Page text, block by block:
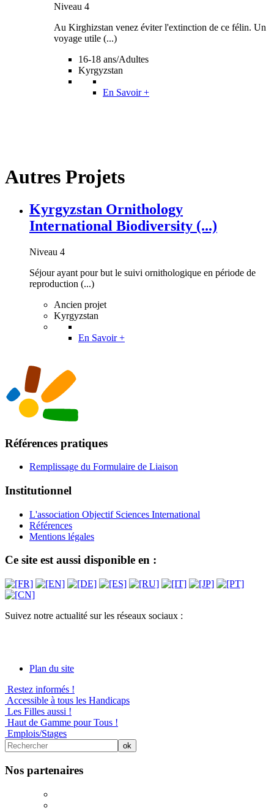
Niveau 4
Au Kirghizstan venez éviter l'extinction de ce félin. Un
voyage utile (...)
16-18 ans/Adultes
Kyrgyzstan
En Savoir +
Autres Projets
Kyrgyzstan Ornithology
International Biodiversity (...)
Niveau 4
Séjour ayant pour but le suivi ornithologique en période de
reproduction (...)
Ancien projet
Kyrgyzstan
En Savoir +
Références pratiques
Remplissage du Formulaire de Liaison
Institutionnel
L'association Objectif Sciences International
Références
Mentions légales
Ce site est aussi disponible en :
Suivez notre actualité sur les réseaux sociaux :
Plan du site
Restez informés !
Accessible à tous les Handicaps
Les Filles aussi !
Haut de Gamme pour Tous !
Emplois/Stages
Nos partenaires